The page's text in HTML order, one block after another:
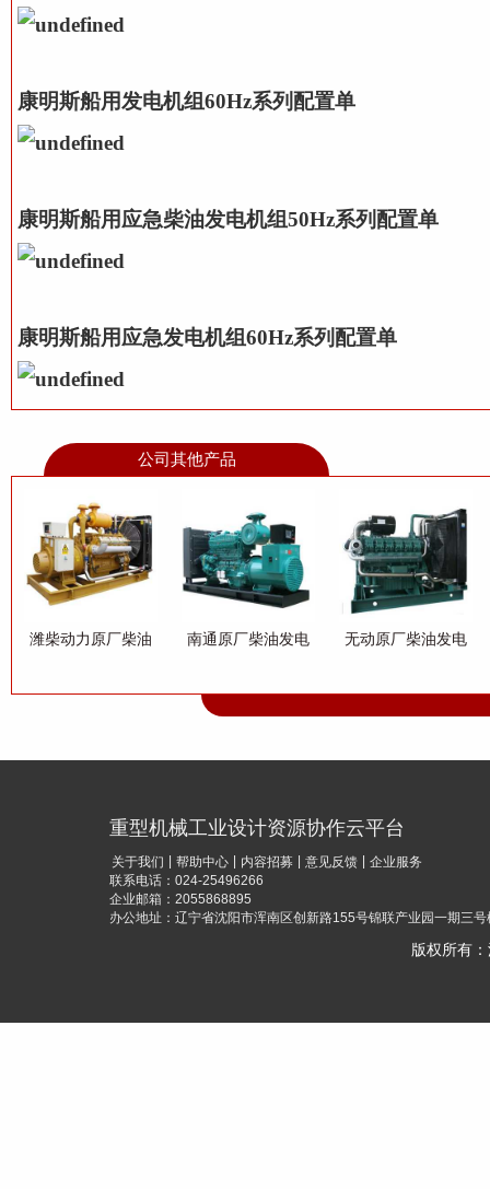
康明斯船用发电机组60Hz系列配置单
康明斯船用应急柴油发电机组50Hz系列配置单
康明斯船用应急发电机组60Hz系列配置单
公司其他产品
潍柴动力原厂柴油
南通原厂柴油发电
无动原厂柴油发电
重型机械工业设计资源协作云平台
关于我们 帮助中心 内容招募 意见反馈
企业服务
联系电话：024-25496266
企业邮箱：2055868895
办公地址：辽宁省沈阳市浑南区创新路155号锦联产业园一期三
版权所有